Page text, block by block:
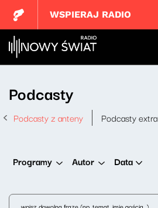
WSPIERAJ RADIO
Podcasty
Podcasty z anteny Podcasty extra
Programy Autor Data